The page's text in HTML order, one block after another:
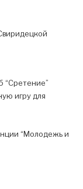
“Сретение”
игру для
“Молодежь и